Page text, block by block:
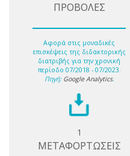
ΠΡΟΒΟΛΕΣ
Αφορά στις μοναδικές
επισκέψεις της διδακτορικής
διατριβής για την χρονική
περίοδο 07/2018 - 07/2023.
Πηγή: Google Analytics.
1
ΜΕΤΑΦΟΡΤΩΣΕΙΣ